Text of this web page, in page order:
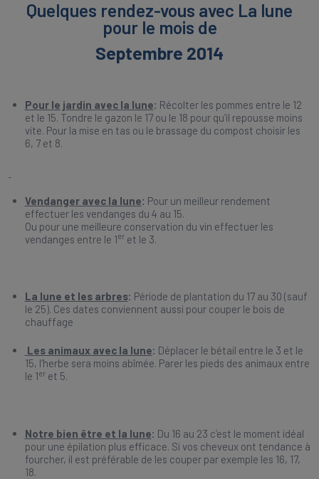
Quelques rendez-vous avec La lune
pour le mois de
Septembre 2014
Pour le jardin avec la lune: Récolter les pommes entre le 12
et le 15. Tondre le gazon le 17 ou le 18 pour qu’il repousse moins
vite. Pour la mise en tas ou le brassage du compost choisir les
6, 7 et 8.
Vendanger avec la lune: Pour un meilleur rendement
effectuer les vendanges du 4 au 15.
Ou pour une meilleure conservation du vin effectuer les
vendanges entre le 1eret le 3.
La lune et les arbres: Période de plantation du 17 au 30 (sauf
le 25). Ces dates conviennent aussi pour couper le bois de
chauffage
Les animaux avec la lune: Déplacer le bétail entre le 3 et le
15, l’herbe sera moins abîmée. Parer les pieds des animaux entre
le 1eret 5.
Notre bien être et la lune: Du 16 au 23 c’est le moment idéal
pour une épilation plus efficace. Si vos cheveux ont tendance à
fourcher, il est préférable de les couper par exemple les 16, 17,
18.